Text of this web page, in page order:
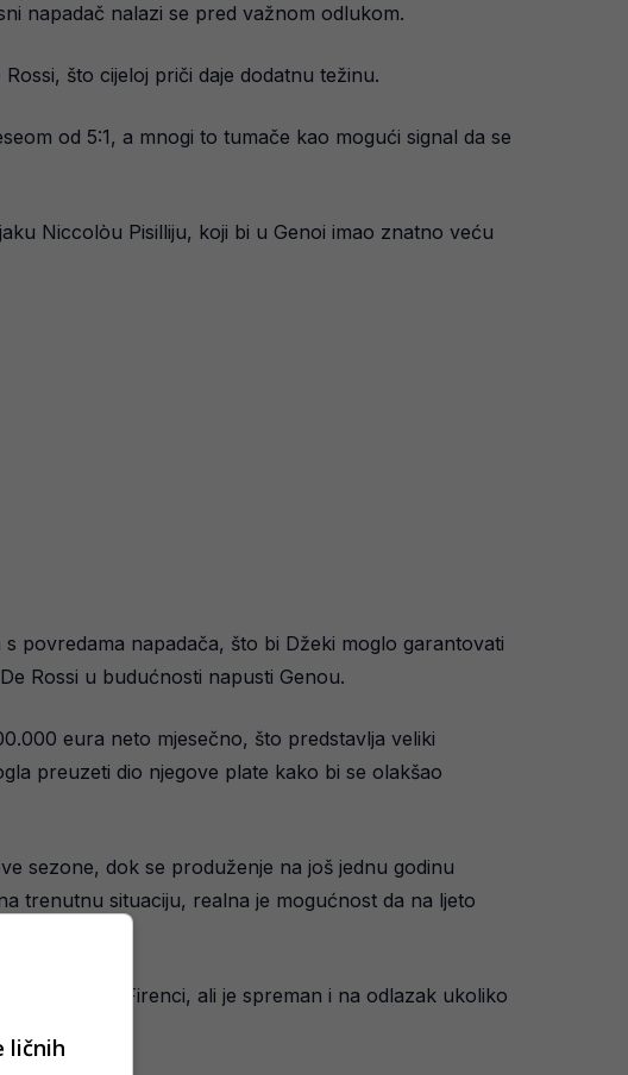
napadač nalazi se pred važnom odlukom.
što cijeloj priči daje dodatnu težinu.
od 5:1, a mnogi to tumače kao mogući signal da se
Niccolòu Pisilliju, koji bi u Genoi imao znatno veću
povredama napadača, što bi Džeki moglo garantovati
Rossi u budućnosti napusti Genou.
eura neto mjesečno, što predstavlja veliki
preuzeti dio njegove plate kako bi se olakšao
sezone, dok se produženje na još jednu godinu
trenutnu situaciju, realna je mogućnost da na ljeto
ostao u Firenci, ali je spreman i na odlazak ukoliko
ličnih